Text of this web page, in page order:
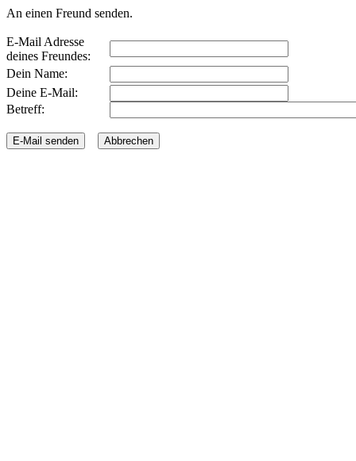
An einen Freund senden.
E-Mail Adresse
deines Freundes:
Dein Name:
Deine E-Mail:
Betreff: